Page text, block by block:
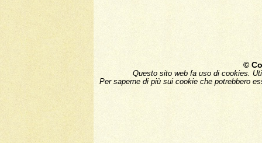
©
Questo sito web fa uso di cookies.
Per saperne di più sui cookie che potrebbero